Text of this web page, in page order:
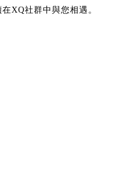
XQ社群中與您相遇。